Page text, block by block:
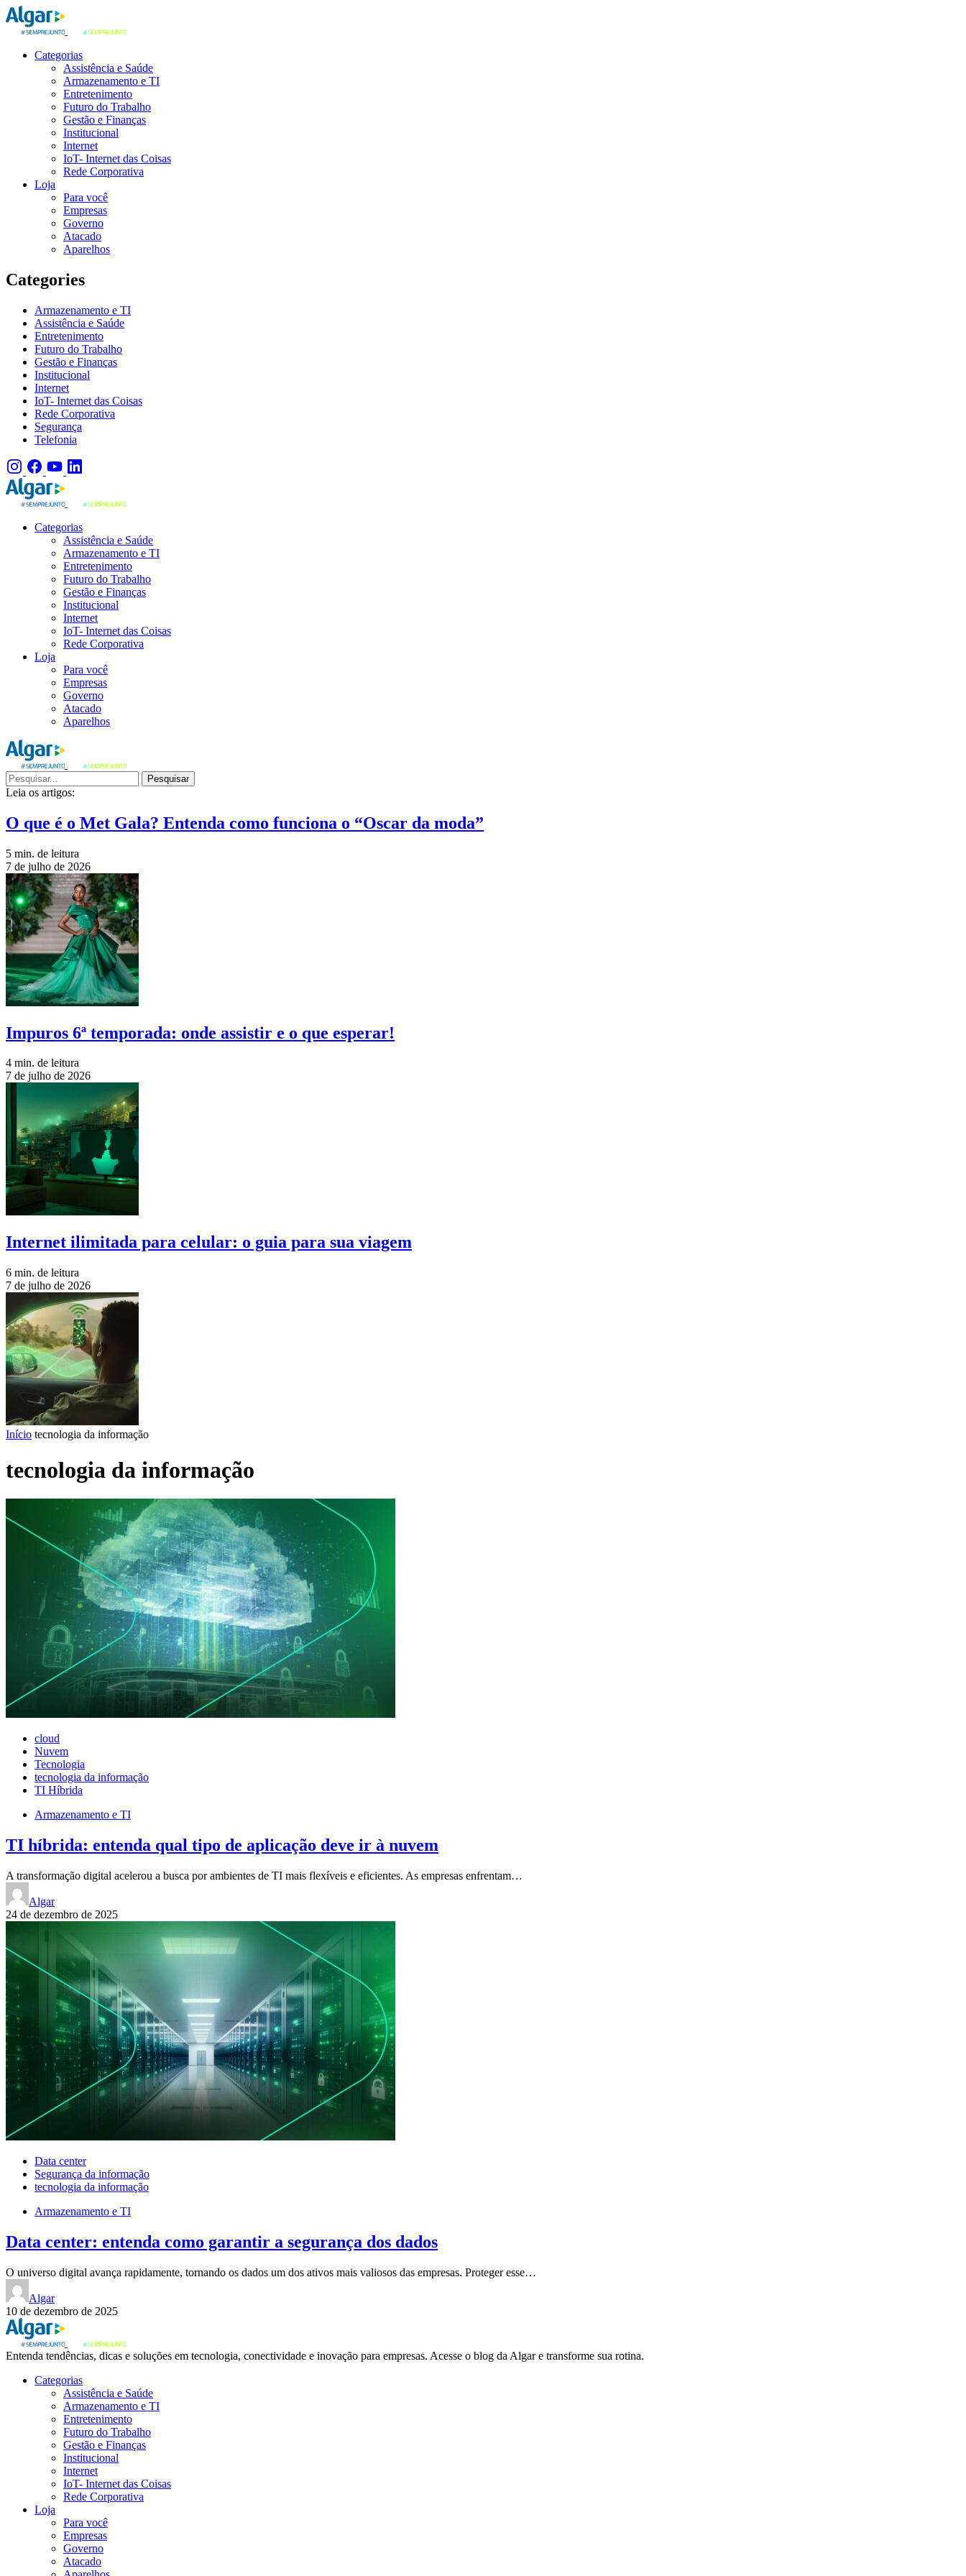
Categorias
Assistência e Saúde
Armazenamento e TI
Entretenimento
Futuro do Trabalho
Gestão e Finanças
Institucional
Internet
IoT- Internet das Coisas
Rede Corporativa
Loja
Para você
Empresas
Governo
Atacado
Aparelhos
Categories
Armazenamento e TI
Assistência e Saúde
Entretenimento
Futuro do Trabalho
Gestão e Finanças
Institucional
Internet
IoT- Internet das Coisas
Rede Corporativa
Segurança
Telefonia
Categorias
Assistência e Saúde
Armazenamento e TI
Entretenimento
Futuro do Trabalho
Gestão e Finanças
Institucional
Internet
IoT- Internet das Coisas
Rede Corporativa
Loja
Para você
Empresas
Governo
Atacado
Aparelhos
Pesquisar
Leia os artigos:
O que é o Met Gala? Entenda como funciona o “Oscar da moda”
5 min. de leitura
7 de julho de 2026
Impuros 6ª temporada: onde assistir e o que esperar!
4 min. de leitura
7 de julho de 2026
Internet ilimitada para celular: o guia para sua viagem
6 min. de leitura
7 de julho de 2026
Início tecnologia da informação
tecnologia da informação
cloud
Nuvem
Tecnologia
tecnologia da informação
TI Híbrida
Armazenamento e TI
TI híbrida: entenda qual tipo de aplicação deve ir à nuvem
A transformação digital acelerou a busca por ambientes de TI mais flexíveis e eficientes. As empresas enfrentam…
Algar
24 de dezembro de 2025
Data center
Segurança da informação
tecnologia da informação
Armazenamento e TI
Data center: entenda como garantir a segurança dos dados
O universo digital avança rapidamente, tornando os dados um dos ativos mais valiosos das empresas. Proteger esse…
Algar
10 de dezembro de 2025
Entenda tendências, dicas e soluções em tecnologia, conectividade e inovação para empresas. Acesse o blog da Algar e transforme sua rotina.
Categorias
Assistência e Saúde
Armazenamento e TI
Entretenimento
Futuro do Trabalho
Gestão e Finanças
Institucional
Internet
IoT- Internet das Coisas
Rede Corporativa
Loja
Para você
Empresas
Governo
Atacado